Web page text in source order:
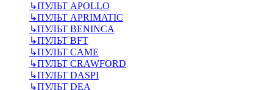
↳ПУЛЬТ APOLLO
↳ПУЛЬТ APRIMATIC
↳ПУЛЬТ BENINCA
↳ПУЛЬТ BFT
↳ПУЛЬТ CAME
↳ПУЛЬТ CRAWFORD
↳ПУЛЬТ DASPI
↳ПУЛЬТ DEA